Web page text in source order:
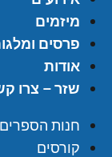
מיזמים
פרסים
אודות
שזר – צרו
חנות הספרים
קורסים